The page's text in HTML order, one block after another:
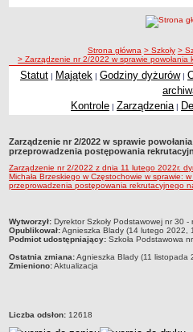
Zespoły Szkół
Techniczne Zakłady Naukowe
PRZEDSZKOLA
ARCHIWUM SZKÓŁ I PLACÓWEK
Zlikwidowane gimnazja
Przekształcone szkoły i placówki
SPECJALNE OŚRODKI SZKOLNO-
Specjalny Ośrodek nr 1
Specjalny Ośrodek nr 5
Statut
ścieżka nawigacji
Strona główna > Szkoły >
> Zarządzenie nr 2/2022 w sprawie
Statut | Majątek | Godziny dyżurów|
Kontrole | Zarządzenia |
Zarządzenie nr 2/2022 w sprawie
przeprowadzenia postępowania
Zarządzenie nr 2/2022 z dnia 11 lutego 2022r.
Michała Brzeskiego w Częstochowie w sprawie:
przeprowadzenia postępowania rekrutacyjnego
metryczka
Wytworzył: Dyrektor Szkoły Podstawowej nr 30
Opublikował:Agnieszka Blady (14 lutego 2022,
Podmiot udostępniający: Szkoła Podstawowa
Ostatnia zmiana:Agnieszka Blady (11 listopada
Zmieniono:Aktualizacja
Liczba odsłon: 12618